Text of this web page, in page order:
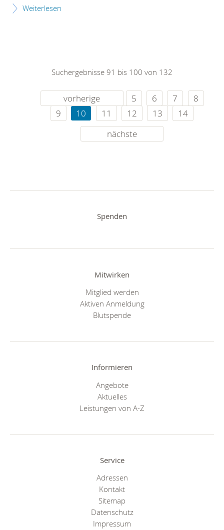
Weiterlesen
Suchergebnisse 91 bis 100 von 132
vorherige 5 6 7
8
9
10 11 12 13
14
nächste
Spenden
Mitwirken
Mitglied werden
Aktiven Anmeldung
Blutspende
Informieren
Angebote
Aktuelles
Leistungen von A-Z
Service
Adressen
Kontakt
Sitemap
Datenschutz
Impressum